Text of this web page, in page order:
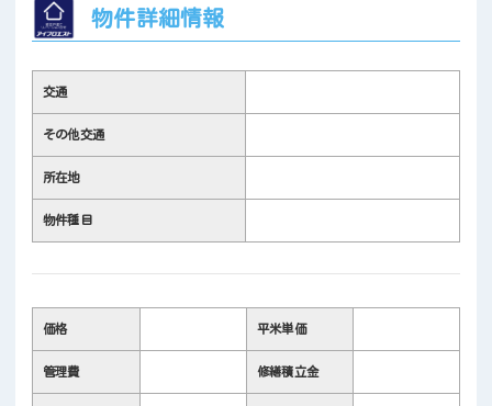
物件詳細情報
交通
その他交通
所在地
物件種目
価格 平米単価
管理費 修繕積立金